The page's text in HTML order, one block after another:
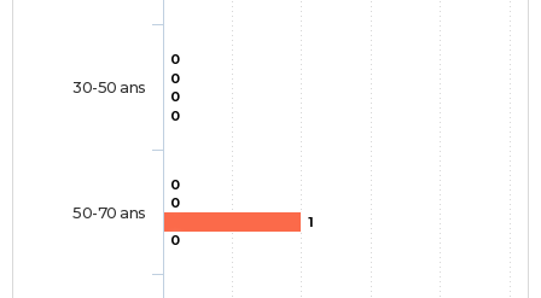
0
0
0
0
0
1
0
0
30-50 ans
50-70 ans